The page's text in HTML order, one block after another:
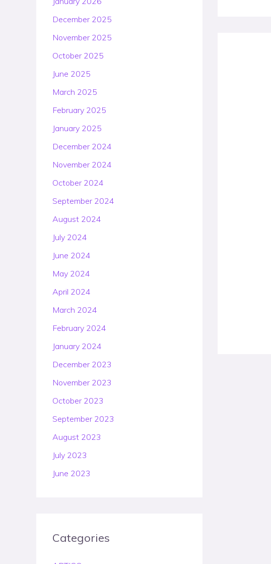
December 2025
November 2025
October 2025
June 2025
March 2025
February 2025
January 2025
December 2024
November 2024
October 2024
September 2024
August 2024
July 2024
June 2024
May 2024
April 2024
March 2024
February 2024
January 2024
December 2023
November 2023
October 2023
September 2023
August 2023
July 2023
June 2023
Categories